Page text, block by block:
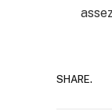
SHARE.